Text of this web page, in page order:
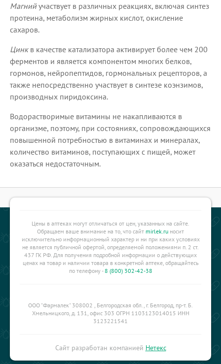
Магнийучаствует в различных реакциях, включая синтез
протеина, метаболизм жирных кислот, окисление
сахаров.
Цинкв качестве катализатора активирует более чем 200
ферментов и является компонентом многих белков,
гормонов, нейропептидов, гормональных рецепторов, а
также непосредственно участвует в синтезе коэнзимов,
производных пиридоксина.
Водорастворимые витамины не накапливаются в
организме, поэтому, при состояниях, сопровождающихся
повышенной потребностью в витаминах и минералах,
количество витаминов, поступающих с пищей, может
оказаться недостаточным.
Цены в аптеках могут отличаться от цен, указанных на сайте.
Обращаем ваше внимание на то, что сайт mirlek.ru носит
исключительно информационный характер и ни при каких условиях
не является публичной офертой, определяемой положениями п. 2 ст.
437 ГК РФ. Для получения подробной информации о действующих
ценах на товар и наличии товара в конкретной аптеке, обращайтесь
по телефону -8 (800) 302-42-38
ООО "Фармалек" 308002 , Белгородская обл., г. Белгород, пр-т. Б.
Хмельницкого, д. 131, офис 303 ОГРН 1103123014015 ИНН
3123221541
Сайт разработан компанией Нетекс